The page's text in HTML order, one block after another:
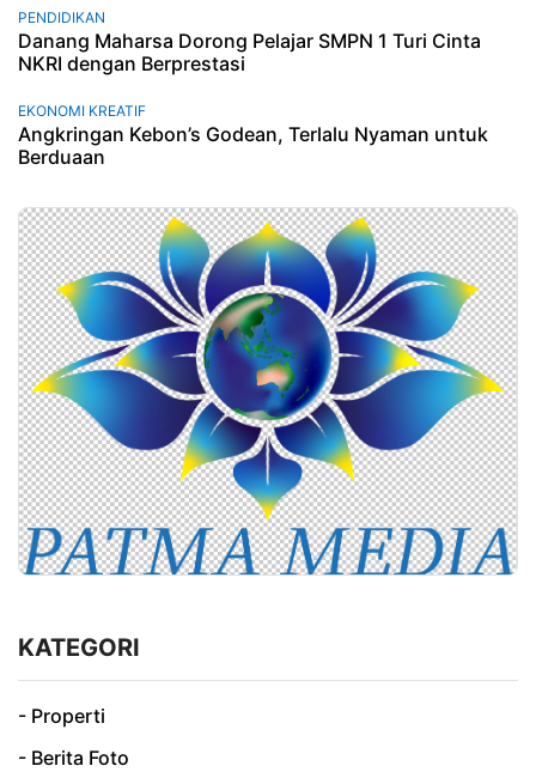
PENDIDIKAN
Danang Maharsa Dorong Pelajar SMPN 1 Turi Cinta
NKRI dengan Berprestasi
EKONOMI KREATIF
Angkringan Kebon’s Godean, Terlalu Nyaman untuk
Berduaan
KATEGORI
- Properti
- Berita Foto